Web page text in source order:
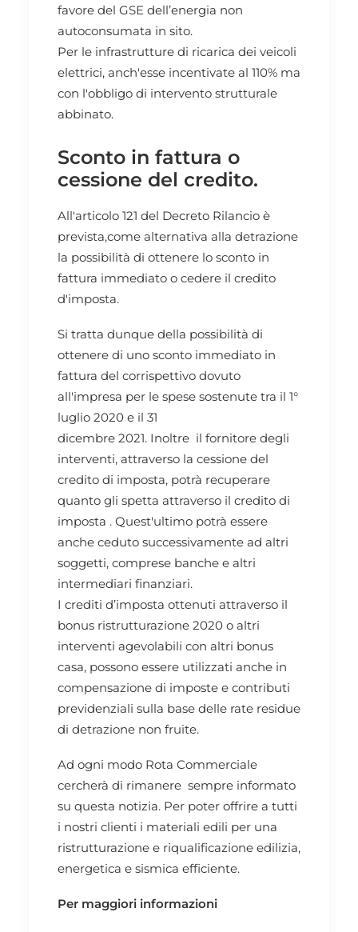
favore del GSE dell’energia non
autoconsumata in sito.
Per le infrastrutture di ricarica dei veicoli
elettrici, anch'esse incentivate al 110% ma
con l'obbligo di intervento strutturale
abbinato.
Sconto in fattura o
cessione del credito.
All'articolo 121 del Decreto Rilancio è
prevista,come alternativa alla detrazione
la possibilità di ottenere lo sconto in
fattura immediato o cedere il credito
d'imposta.
Si tratta dunque della possibilità di
ottenere di uno sconto immediato in
fattura del corrispettivo dovuto
all'impresa per le spese sostenute tra il 1°
luglio 2020 e il 31
dicembre 2021. Inoltre il fornitore degli
interventi, attraverso la cessione del
credito di imposta, potrà recuperare
quanto gli spetta attraverso il credito di
imposta . Quest'ultimo potrà essere
anche ceduto successivamente ad altri
soggetti, comprese banche e altri
intermediari finanziari.
I crediti d’imposta ottenuti attraverso il
bonus ristrutturazione 2020 o altri
interventi agevolabili con altri bonus
casa, possono essere utilizzati anche in
compensazione di imposte e contributi
previdenziali sulla base delle rate residue
di detrazione non fruite.
Ad ogni modo Rota Commerciale
cercherà di rimanere sempre informato
su questa notizia. Per poter offrire a tutti
i nostri clienti i materiali edili per una
ristrutturazione e riqualificazione edilizia,
energetica e sismica efficiente.
Per maggiori informazioni